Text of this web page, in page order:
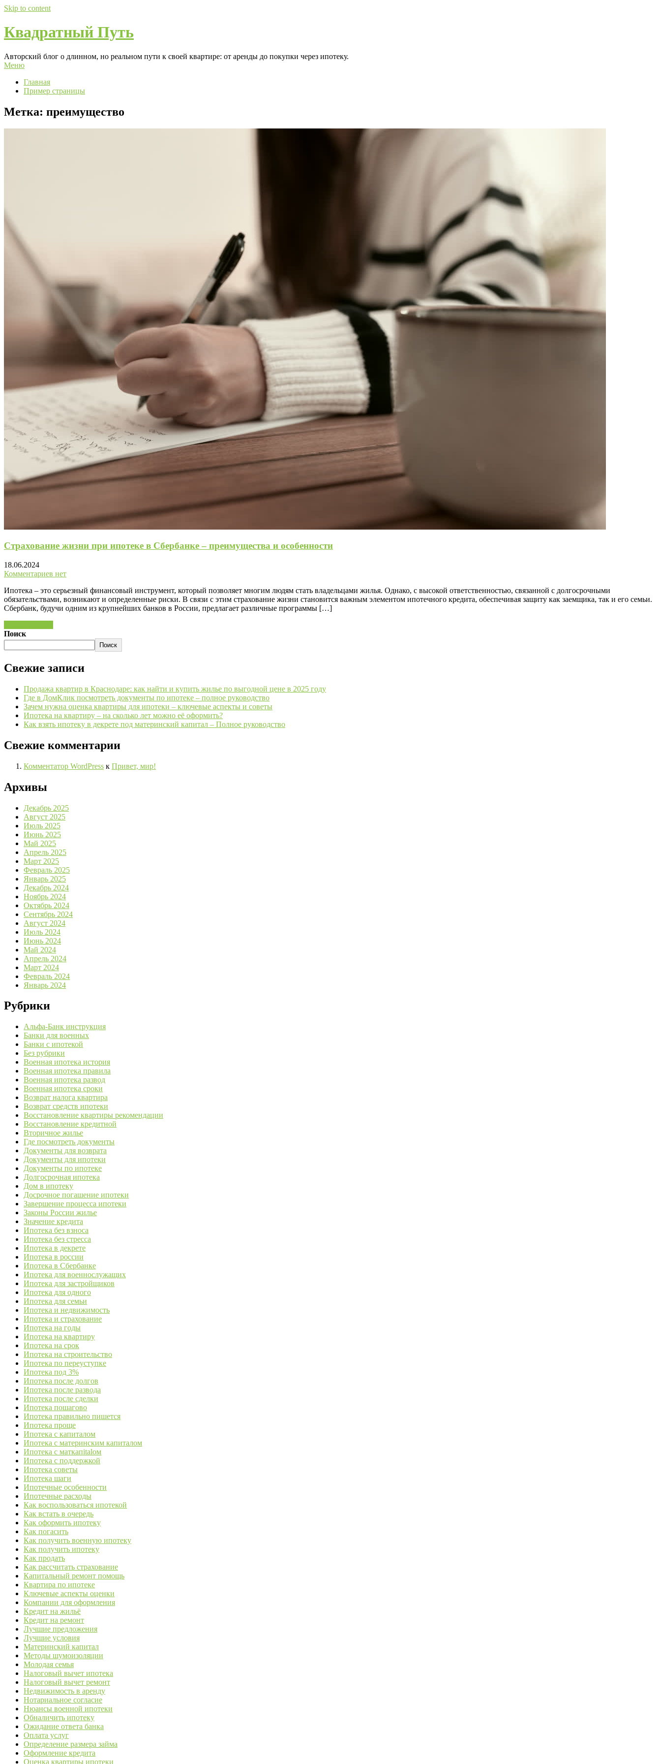
Skip to content
Квадратный Путь
Авторский блог о длинном, но реальном пути к своей квартире: от аренды до покупки через ипотеку.
Меню
Главная
Пример страницы
Метка: преимущество
Страхование жизни при ипотеке в Сбербанке – преимущества и особенности
18.06.2024
Комментариев нет
Ипотека – это серьезный финансовый инструмент, который позволяет многим людям стать владельцами жилья. Однако, с высокой ответственностью, связанной с долгосрочными
обязательствами, возникают и определенные риски. В связи с этим страхование жизни становится важным элементом ипотечного кредита, обеспечивая защиту как заемщика, так и его семьи.
Сбербанк, будучи одним из крупнейших банков в России, предлагает различные программы […]
Поиск
Поиск
Свежие записи
Продажа квартир в Краснодаре: как найти и купить жилье по выгодной цене в 2025 году
Где в ДомКлик посмотреть документы по ипотеке – полное руководство
Зачем нужна оценка квартиры для ипотеки – ключевые аспекты и советы
Ипотека на квартиру – на сколько лет можно её оформить?
Как взять ипотеку в декрете под материнский капитал – Полное руководство
Свежие комментарии
Комментатор WordPress к Привет, мир!
Архивы
Декабрь 2025
Август 2025
Июль 2025
Июнь 2025
Май 2025
Апрель 2025
Март 2025
Февраль 2025
Январь 2025
Декабрь 2024
Ноябрь 2024
Октябрь 2024
Сентябрь 2024
Август 2024
Июль 2024
Июнь 2024
Май 2024
Апрель 2024
Март 2024
Февраль 2024
Январь 2024
Рубрики
Альфа-Банк инструкция
Банки для военных
Банки с ипотекой
Без рубрики
Военная ипотека история
Военная ипотека правила
Военная ипотека развод
Военная ипотека сроки
Возврат налога квартира
Возврат средств ипотеки
Восстановление квартиры рекомендации
Восстановление кредитной
Вторичное жилье
Где посмотреть документы
Документы для возврата
Документы для ипотеки
Документы по ипотеке
Долгосрочная ипотека
Дом в ипотеку
Досрочное погашение ипотеки
Завершение процесса ипотеки
Законы России жилье
Значение кредита
Ипотека без взноса
Ипотека без стресса
Ипотека в декрете
Ипотека в россии
Ипотека в Сбербанке
Ипотека для военнослужащих
Ипотека для застройщиков
Ипотека для одного
Ипотека для семьи
Ипотека и недвижимость
Ипотека и страхование
Ипотека на годы
Ипотека на квартиру
Ипотека на срок
Ипотека на строительство
Ипотека по переуступке
Ипотека под 3%
Ипотека после долгов
Ипотека после развода
Ипотека после сделки
Ипотека пошагово
Ипотека правильно пишется
Ипотека проще
Ипотека с капиталом
Ипотека с материнским капиталом
Ипотека с маткапitalом
Ипотека с поддержкой
Ипотека советы
Ипотека шаги
Ипотечные особенности
Ипотечные расходы
Как воспользоваться ипотекой
Как встать в очередь
Как оформить ипотеку
Как погасить
Как получить военную ипотеку
Как получить ипотеку
Как продать
Как рассчитать страхование
Капитальный ремонт помощь
Квартира по ипотеке
Ключевые аспекты оценки
Компании для оформления
Кредит на жильё
Кредит на ремонт
Лучшие предложения
Лучшие условия
Материнский капитал
Методы шумоизоляции
Молодая семья
Налоговый вычет ипотека
Налоговый вычет ремонт
Недвижимость в аренду
Нотариальное согласие
Нюансы военной ипотеки
Обналичить ипотеку
Ожидание ответа банка
Оплата услуг
Определение размера займа
Оформление кредита
Оценка квартиры ипотеки